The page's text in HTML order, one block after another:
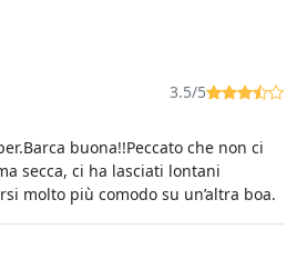
3.5/5
buona!!Peccato che non ci
secca, ci ha lasciati lontani
molto più comodo su un’altra boa.